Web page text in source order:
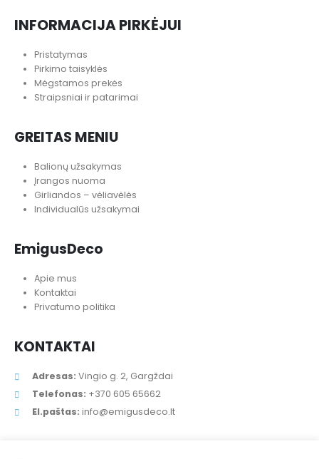
INFORMACIJA PIRKĖJUI
Pristatymas
Pirkimo taisyklės
Mėgstamos prekės
Straipsniai ir patarimai
GREITAS MENIU
Balionų užsakymas
Įrangos nuoma
Girliandos – vėliavėlės
Individualūs užsakymai
EmigusDeco
Apie mus
Kontaktai
Privatumo politika
KONTAKTAI
Adresas: Vingio g. 2, Gargždai
Telefonas:
+370 605 65662
El.paštas: info@emigusdeco.lt